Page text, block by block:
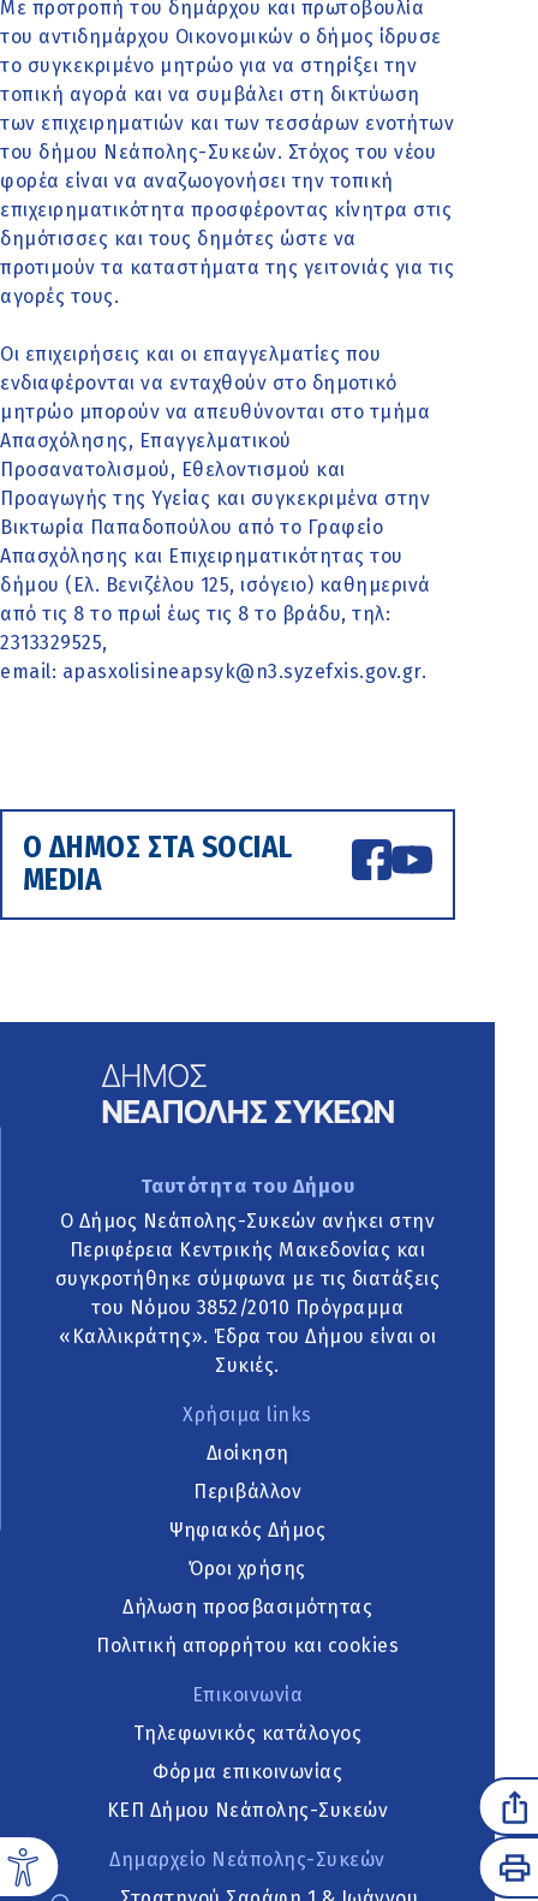
Με προτροπή του δημάρχου και πρωτοβουλία
του αντιδημάρχου Οικονομικών ο δήμος ίδρυσε
το συγκεκριμένο μητρώο για να στηρίξει την
τοπική αγορά και να συμβάλει στη δικτύωση
των επιχειρηματιών και των τεσσάρων ενοτήτων
του δήμου Νεάπολης-Συκεών. Στόχος του νέου
φορέα είναι να αναζωογονήσει την τοπική
επιχειρηματικότητα προσφέροντας κίνητρα στις
δημότισσες και τους δημότες ώστε να
προτιμούν τα καταστήματα της γειτονιάς για τις
αγορές τους.
Οι επιχειρήσεις και οι επαγγελματίες που
ενδιαφέρονται να ενταχθούν στο δημοτικό
μητρώο μπορούν να απευθύνονται στο τμήμα
Απασχόλησης, Επαγγελματικού
Προσανατολισμού, Εθελοντισμού και
Προαγωγής της Υγείας και συγκεκριμένα στην
Βικτωρία Παπαδοπούλου από το Γραφείο
Απασχόλησης και Επιχειρηματικότητας του
δήμου (Ελ. Βενιζέλου 125, ισόγειο) καθημερινά
από τις 8 το πρωί έως τις 8 το βράδυ, τηλ:
2313329525,
email: apasxolisineapsyk@n3.syzefxis.gov.gr.
Ο ΔΗΜΟΣ ΣΤΑ SOCIAL
MEDIA
Ταυτότητα του Δήμου
Ο Δήμος Νεάπολης-Συκεών ανήκει στην
Περιφέρεια Κεντρικής Μακεδονίας και
συγκροτήθηκε σύμφωνα με τις διατάξεις
του Νόμου 3852/2010 Πρόγραμμα
«Καλλικράτης». Έδρα του Δήμου είναι οι
Συκιές.
Χρήσιμα links
Διοίκηση
Περιβάλλον
Ψηφιακός Δήμος
Όροι χρήσης
Δήλωση προσβασιμότητας
Πολιτική απορρήτου και cookies
Επικοινωνία
Τηλεφωνικός κατάλογος
Φόρμα επικοινωνίας
ΚΕΠ Δήμου Νεάπολης-Συκεών
Δημαρχείο Νεάπολης-Συκεών